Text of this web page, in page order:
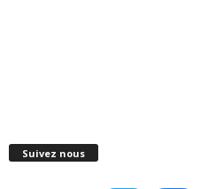
Suivez nous